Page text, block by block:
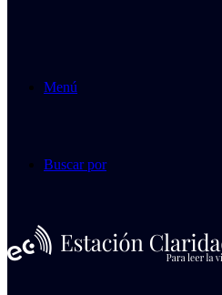
Menú
Buscar por